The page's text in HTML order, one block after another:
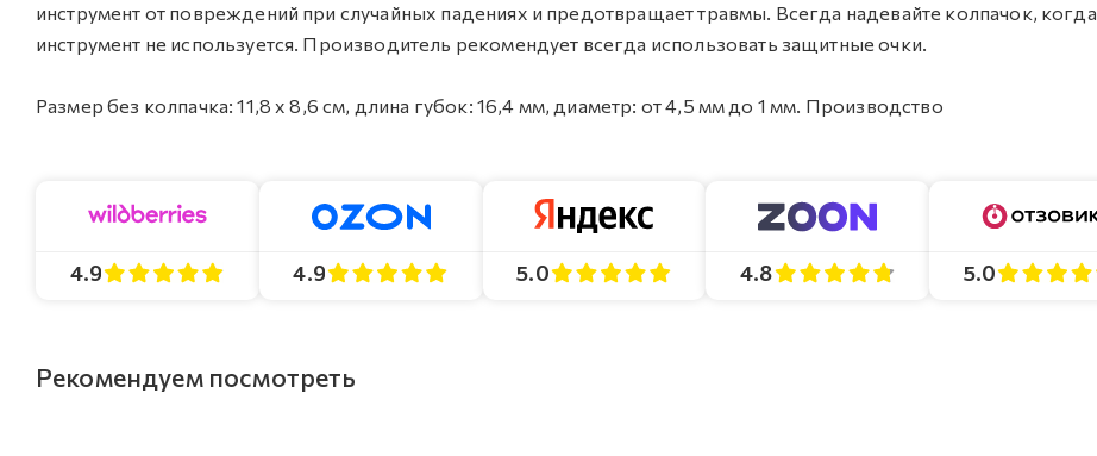
инструмент от повреждений при случайных падениях и предотвращает травмы. Всегда надевайте колпачок, когда
инструмент не используется. Производитель рекомендует всегда использовать защитные очки.
Размер без колпачка: 11,8 х 8,6 см, длина губок: 16,4 мм, диаметр: от 4,5 мм до 1 мм. Производство
4.9 4.9 5.0 4.8 5.0
Рекомендуем посмотреть